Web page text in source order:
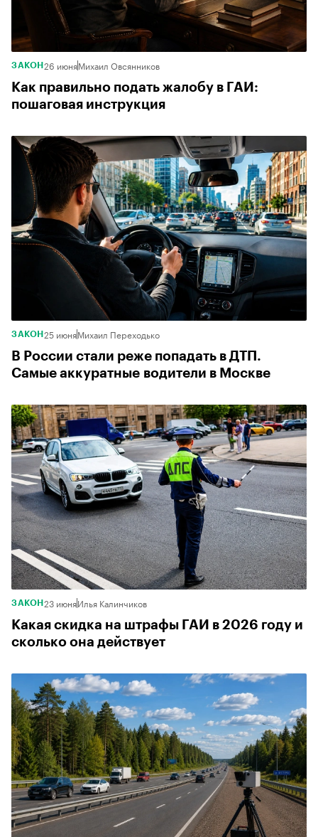
ЗАКОН 26 июняМихаил Овсянников
Как правильно подать жалобу в ГАИ:
пошаговая инструкция
ЗАКОН 25 июняМихаил Переходько
В России стали реже попадать в ДТП.
Самые аккуратные водители в Москве
ЗАКОН 23 июняИлья Калинчиков
Какая скидка на штрафы ГАИ в 2026 году и
сколько она действует